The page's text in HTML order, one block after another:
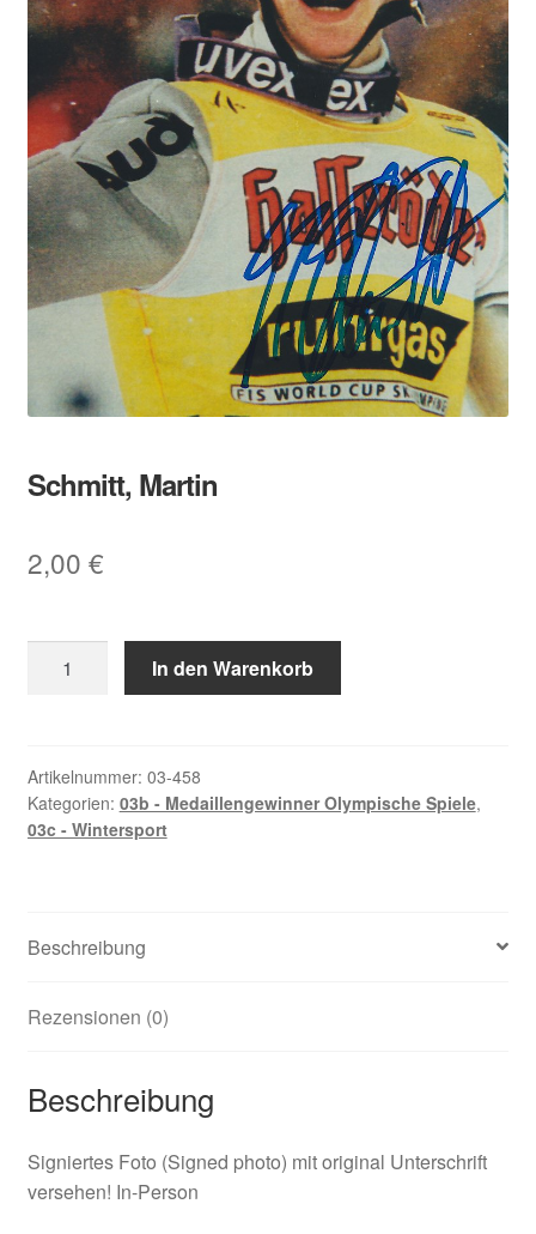
Schmitt, Martin
2,00 €
Martin
In den Warenkorb
Artikelnummer: 03-458
Kategorien: 03b - Medaillengewinner Olympische Spiele,
03c - Wintersport
Beschreibung
Rezensionen (0)
Beschreibung
Signiertes Foto (Signed photo) mit original Unterschrift
versehen! In-Person